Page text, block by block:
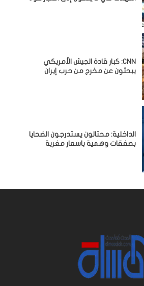
CNN: كبار قادة الجيش الأمريكي
يبحثون عن مخرج من حرب إيران
الداخلية: محتالون يستدرجون الضحايا
بصفقات وهمية باسعار مغرية